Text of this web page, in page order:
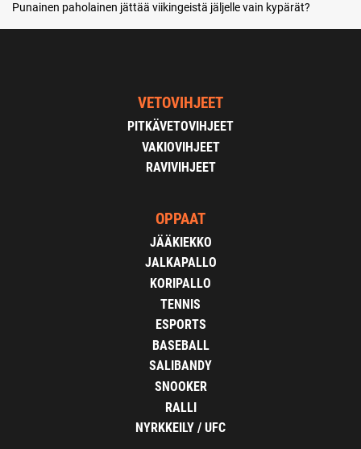
Punainen paholainen jättää viikingeistä jäljelle vain kypärät?
VETOVIHJEET
PITKÄVETOVIHJEET
VAKIOVIHJEET
RAVIVIHJEET
OPPAAT
JÄÄKIEKKO
JALKAPALLO
KORIPALLO
TENNIS
ESPORTS
BASEBALL
SALIBANDY
SNOOKER
RALLI
NYRKKEILY / UFC